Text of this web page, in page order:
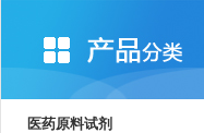
医药原料试剂